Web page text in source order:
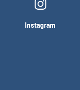
Instagram